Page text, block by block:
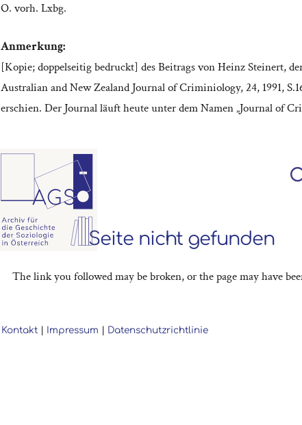
O. vorh. Lxbg.
Anmerkung:
[Kopie; doppelseitig bedruckt] des Beitrags von Heinz Steinert,
Australian and New Zealand Journal of Criminiology, 24, 1991,
erschien. Der Journal läuft heute unter dem Namen „Journal of